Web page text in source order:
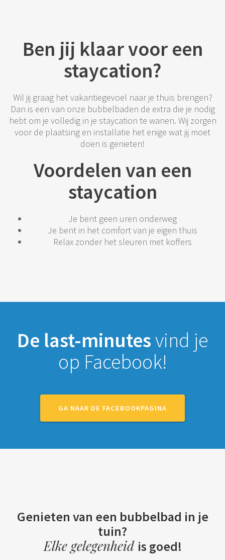
Ben jij klaar voor een
staycation?
Wil jij graag het vakantiegevoel naar je thuis brengen?
Dan is een van onze bubbelbaden de extra die je nodig
hebt om je volledig in je staycation te wanen. Wij zorgen
voor de plaatsing en installatie het enige wat jij moet
doen is genieten!
Voordelen van een
staycation
Je bent geen uren onderweg
Je bent in het comfort van je eigen thuis
Relax zonder het sleuren met koffers
De last-minutesvind je
op Facebook!
GA NAAR DE FACEBOOKPAGINA
Genieten van een bubbelbad in je
tuin?
Elke gelegenheid is goed!